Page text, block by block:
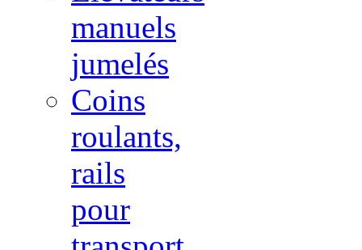
manuels
jumelés
Coins
roulants,
rails
pour